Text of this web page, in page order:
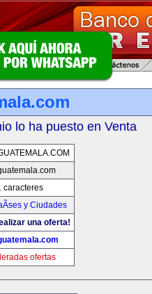
lo ha puesto en Venta
caracteres
y Ciudades
una oferta!
ofertas